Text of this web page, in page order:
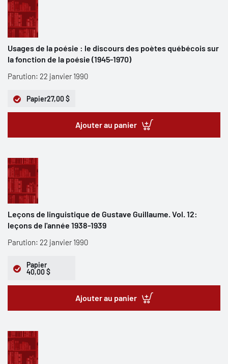
Usages de la poésie : le discours des poètes québécois sur
la fonction de la poésie (1945-1970)
Parution: 22 janvier 1990
Papier27,00 $
Ajouter au panier
Leçons de linguistique de Gustave Guillaume. Vol. 12:
leçons de l'année 1938-1939
Parution: 22 janvier 1990
Papier
40,00 $
Ajouter au panier